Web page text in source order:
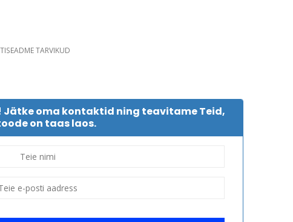
TARVIKUD
Jätke oma kontaktid ning teavitame Teid,
on taas laos.